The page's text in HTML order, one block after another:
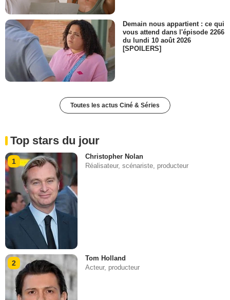
Demain nous appartient : ce qui
vous attend dans l'épisode 2266
du lundi 10 août 2026
[SPOILERS]
Toutes les actus Ciné & Séries
Top stars du jour
1
Christopher Nolan
Réalisateur, scénariste, producteur
2
Tom Holland
Acteur, producteur